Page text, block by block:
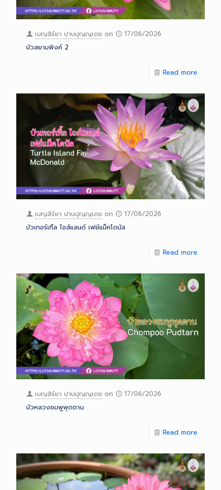
เบญสิร์ยา ปานปุญญเดช on
17/06/2026
บัวสยามพิงค์ 2
Read more
เบญสิร์ยา ปานปุญญเดช on
17/06/2026
บัวเทอร์เทิ้ล ไอส์แลนด์ เฟย์แม็คโดนัล
Read more
เบญสิร์ยา ปานปุญญเดช on
17/06/2026
บัวหลวงชมพูพุดตาน
Read more